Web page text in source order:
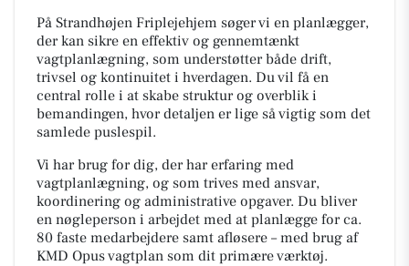
På Strandhøjen Friplejehjem søger vi en planlægger,
der kan sikre en effektiv og gennemtænkt
vagtplanlægning, som understøtter både drift,
trivsel og kontinuitet i hverdagen. Du vil få en
central rolle i at skabe struktur og overblik i
bemandingen, hvor detaljen er lige så vigtig som det
samlede puslespil.
Vi har brug for dig, der har erfaring med
vagtplanlægning, og som trives med ansvar,
koordinering og administrative opgaver. Du bliver
en nøgleperson i arbejdet med at planlægge for ca.
80 faste medarbejdere samt afløsere – med brug af
KMD Opus vagtplan som dit primære værktøj.